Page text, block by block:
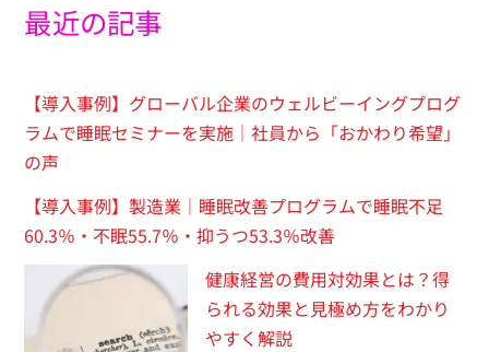
最近の記事
【導入事例】グローバル企業のウェルビーイングプログ
ラムで睡眠セミナーを実施｜社員から「おかわり希望」
の声
【導入事例】製造業｜睡眠改善プログラムで睡眠不足
60.3％・不眠55.7％・抑うつ53.3％改善
健康経営の費用対効果とは？得
られる効果と見極め方をわかり
やすく解説